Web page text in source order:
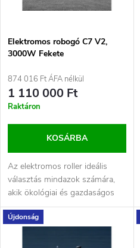
e
k
r
n
d
e
é
k
e
k
l
i
s
Elektromos robogó C7 V2,
3000W Fekete
874 016 Ft ÁFA nélkül
1 110 000 Ft
Raktáron
KOSÁRBA
Az elektromos roller ideális
választás mindazok számára,
akik ökológiai és gazdaságos
módját keresik a városi...
Újdonság